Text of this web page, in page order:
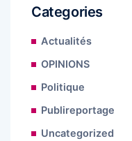
Categories
Actualités
OPINIONS
Politique
Publireportage
Uncategorized